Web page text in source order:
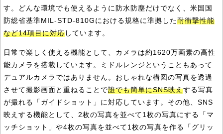
す。どんな環境でも使えるように防水防塵だけでなく、米国国
防総省基準MIL-STD-810Gにおける規格に準拠した耐衝撃性能
など14項目に対応しています。
日常で楽しく使える機能として、カメラは約1620万画素の高性
能カメラを搭載しています。ミドルレンジということもあって
デュアルカメラではありません。おしゃれな構図の写真を透過
させて撮影画面と重ねることで誰でも簡単にSNS映えする写真
が撮れる「ガイドショット」に対応しています。その他、SNS
映えする機能として、2枚の写真を並べて1枚の写真にする「マ
ッチショット」や4枚の写真を並べて1枚の写真を作る「グリッ